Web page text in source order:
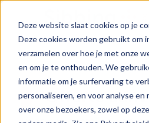
Deze website slaat cookies op je
Deze cookies worden gebruikt om
verzamelen over hoe je met onze
en om je te onthouden. We
informatie om je surfervaring te
personaliseren, en voor analyse en
over onze bezoekers, zowel op
Offerte